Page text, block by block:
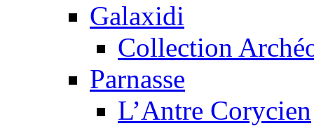
Galaxidi
Collection
Parnasse
L’Antre Corycien